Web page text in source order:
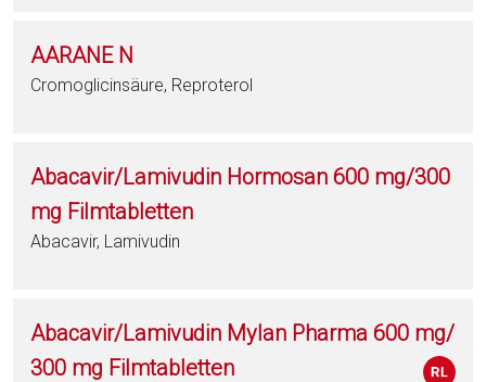
AARANE N
Cromoglicinsäure, Reproterol
Abacavir/Lamivudin Hormosan 600 mg/300
mg Filmtabletten
Abacavir, Lamivudin
Abacavir/Lamivudin Mylan Pharma 600 mg/
300 mg Filmtabletten